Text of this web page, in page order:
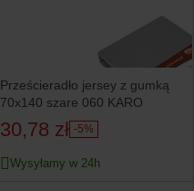
Prześcieradło jersey z gumką
70x140 szare 060 KARO
30,78 zł -5%
Wysyłamy w 24h